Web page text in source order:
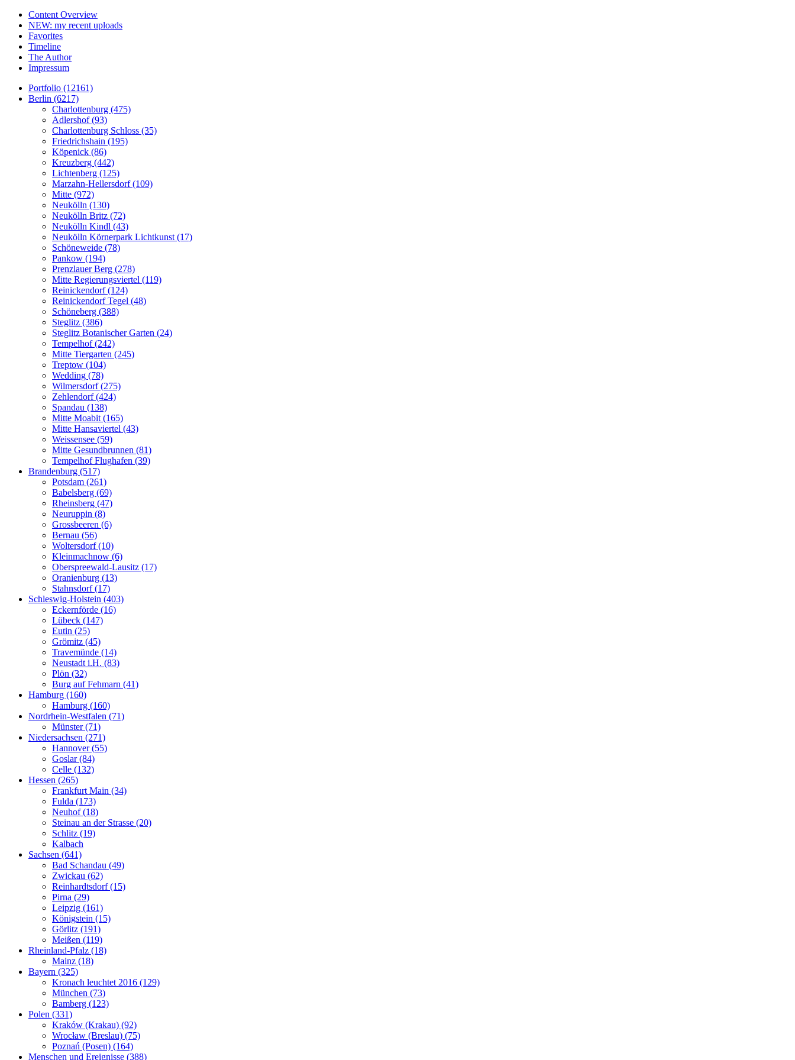
Content Overview
NEW: my recent uploads
Favorites
Timeline
The Author
Impressum
Portfolio (12161)
Berlin (6217)
Charlottenburg (475)
Adlershof (93)
Charlottenburg Schloss (35)
Friedrichshain (195)
Köpenick (86)
Kreuzberg (442)
Lichtenberg (125)
Marzahn-Hellersdorf (109)
Mitte (972)
Neukölln (130)
Neukölln Britz (72)
Neukölln Kindl (43)
Neukölln Körnerpark Lichtkunst (17)
Schöneweide (78)
Pankow (194)
Prenzlauer Berg (278)
Mitte Regierungsviertel (119)
Reinickendorf (124)
Reinickendorf Tegel (48)
Schöneberg (388)
Steglitz (386)
Steglitz Botanischer Garten (24)
Tempelhof (242)
Mitte Tiergarten (245)
Treptow (104)
Wedding (78)
Wilmersdorf (275)
Zehlendorf (424)
Spandau (138)
Mitte Moabit (165)
Mitte Hansaviertel (43)
Weissensee (59)
Mitte Gesundbrunnen (81)
Tempelhof Flughafen (39)
Brandenburg (517)
Potsdam (261)
Babelsberg (69)
Rheinsberg (47)
Neuruppin (8)
Grossbeeren (6)
Bernau (56)
Woltersdorf (10)
Kleinmachnow (6)
Oberspreewald-Lausitz (17)
Oranienburg (13)
Stahnsdorf (17)
Schleswig-Holstein (403)
Eckernförde (16)
Lübeck (147)
Eutin (25)
Grömitz (45)
Travemünde (14)
Neustadt i.H. (83)
Plön (32)
Burg auf Fehmarn (41)
Hamburg (160)
Hamburg (160)
Nordrhein-Westfalen (71)
Münster (71)
Niedersachsen (271)
Hannover (55)
Goslar (84)
Celle (132)
Hessen (265)
Frankfurt Main (34)
Fulda (173)
Neuhof (18)
Steinau an der Strasse (20)
Schlitz (19)
Kalbach
Sachsen (641)
Bad Schandau (49)
Zwickau (62)
Reinhardtsdorf (15)
Pirna (29)
Leipzig (161)
Königstein (15)
Görlitz (191)
Meißen (119)
Rheinland-Pfalz (18)
Mainz (18)
Bayern (325)
Kronach leuchtet 2016 (129)
München (73)
Bamberg (123)
Polen (331)
Kraków (Krakau) (92)
Wrocław (Breslau) (75)
Poznań (Posen) (164)
Menschen und Ereignisse (388)